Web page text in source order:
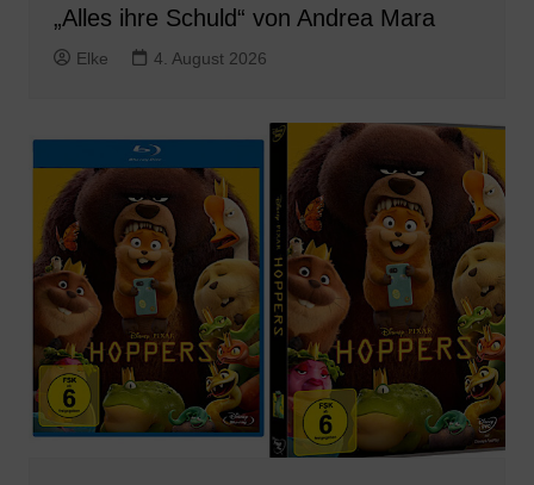
„Alles ihre Schuld“ von Andrea Mara
Elke 4. August 2026